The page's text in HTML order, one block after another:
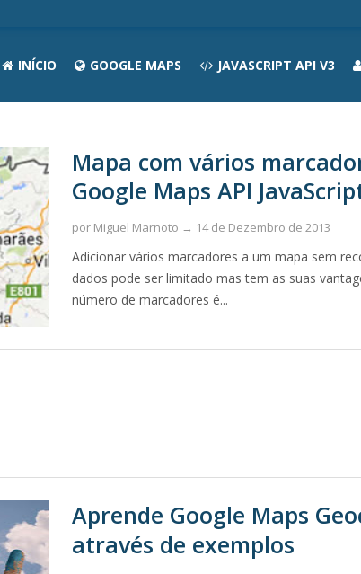
INÍCIO GOOGLE MAPS JAVASCRIPT API V3
Mapa com vários
Google Maps API
por Miguel Marnoto → 14 de Dezembro de 2013
Adicionar vários marcadores a um mapa sem
dados pode ser limitado mas tem as suas
número de marcadores é...
Aprende Google Maps
através de exemplos